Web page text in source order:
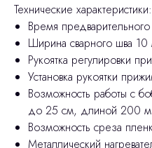
Технические характеристики:
Время
Ширина сварного шва
Рукоятка регулировки
Установка рукоятки
Возможность работы с
до 25 см, длиной 200 м
Возможность среза
Металлический